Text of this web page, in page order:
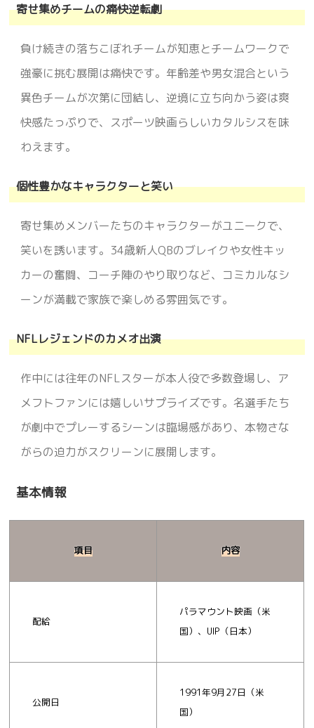
寄せ集めチームの痛快逆転劇
負け続きの落ちこぼれチームが知恵とチームワークで
強豪に挑む展開は痛快です。年齢差や男女混合という
異色チームが次第に団結し、逆境に立ち向かう姿は爽
快感たっぷりで、スポーツ映画らしいカタルシスを味
わえます。
個性豊かなキャラクターと笑い
寄せ集めメンバーたちのキャラクターがユニークで、
笑いを誘います。34歳新人QBのブレイクや女性キッ
カーの奮闘、コーチ陣のやり取りなど、コミカルなシ
ーンが満載で家族で楽しめる雰囲気です。
NFLレジェンドのカメオ出演
作中には往年のNFLスターが本人役で多数登場し、ア
メフトファンには嬉しいサプライズです。名選手たち
が劇中でプレーするシーンは臨場感があり、本物さな
がらの迫力がスクリーンに展開します。
基本情報
項目 内容
配給
パラマウント映画（米
国）、UIP（日本）
公開日
1991年9月27日（米
国）